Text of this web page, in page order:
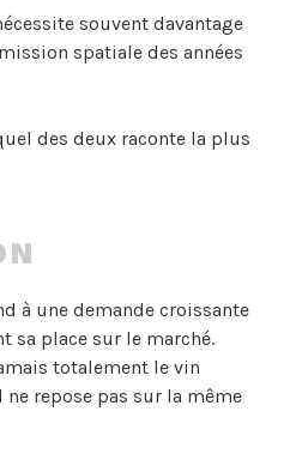
souvent davantage
spatiale des années
des deux raconte la plus
à une demande croissante
sa place sur le marché.
totalement le vin
repose pas sur la même